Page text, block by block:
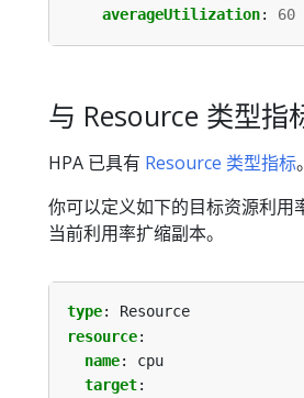
averageUtilization: 60
与 Resource 类型指
HPA 已具有 Resource 类型指标。
你可以定义如下的目标资源利用
当前利用率扩缩副本。
type:
Resource
resource:
name:
cpu
target: